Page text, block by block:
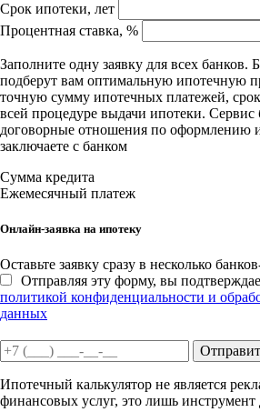
Срок ипотеки, лет
Процентная ставка, %
Заполните одну заявку для всех банков.
подберут вам оптимальную ипотечную
точную сумму ипотечных платежей,
всей процедуре выдачи ипотеки. Сервис
договорные отношения по оформлению
заключаете с банком
Сумма кредита
Ежемесячный платеж
Онлайн-заявка на ипотеку
Оставьте заявку сразу в несколько
Отправляя эту форму, вы
политикой конфиденциальности и
данных
Ипотечный калькулятор не является
финансовых услуг, это лишь инструмент